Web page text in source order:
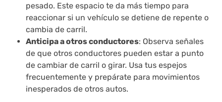
pesado. Este espacio te da más tiempo para
reaccionar si un vehículo se detiene de repente o
cambia de carril.
Anticipa a otros conductores: Observa señales
de que otros conductores pueden estar a punto
de cambiar de carril o girar. Usa tus espejos
frecuentemente y prepárate para movimientos
inesperados de otros autos.